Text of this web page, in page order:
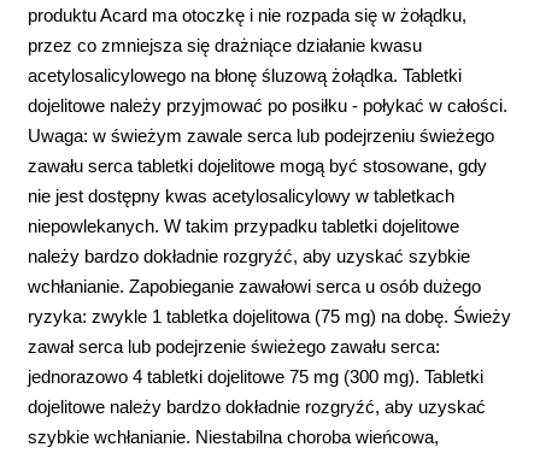
produktu Acard ma otoczkę i nie rozpada się w żołądku,
przez co zmniejsza się drażniące działanie kwasu
acetylosalicylowego na błonę śluzową żołądka. Tabletki
dojelitowe należy przyjmować po posiłku - połykać w całości.
Uwaga: w świeżym zawale serca lub podejrzeniu świeżego
zawału serca tabletki dojelitowe mogą być stosowane, gdy
nie jest dostępny kwas acetylosalicylowy w tabletkach
niepowlekanych. W takim przypadku tabletki dojelitowe
należy bardzo dokładnie rozgryźć, aby uzyskać szybkie
wchłanianie. Zapobieganie zawałowi serca u osób dużego
ryzyka: zwykle 1 tabletka dojelitowa (75 mg) na dobę. Świeży
zawał serca lub podejrzenie świeżego zawału serca:
jednorazowo 4 tabletki dojelitowe 75 mg (300 mg). Tabletki
dojelitowe należy bardzo dokładnie rozgryźć, aby uzyskać
szybkie wchłanianie. Niestabilna choroba wieńcowa,